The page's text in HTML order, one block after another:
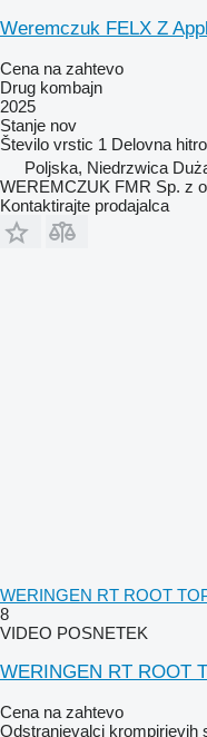
Weremczuk FELX Z
Cena na zahtevo
Drug kombajn
2025
Stanje nov
Število vrstic 1 Delovna
Poljska, Niedrzwica
WEREMCZUK FMR Sp. z
Kontaktirajte prodajalca
WERINGEN RT ROOT
8
VIDEO POSNETEK
WERINGEN RT ROOT
Cena na zahtevo
Odstranjevalci krompirjevih